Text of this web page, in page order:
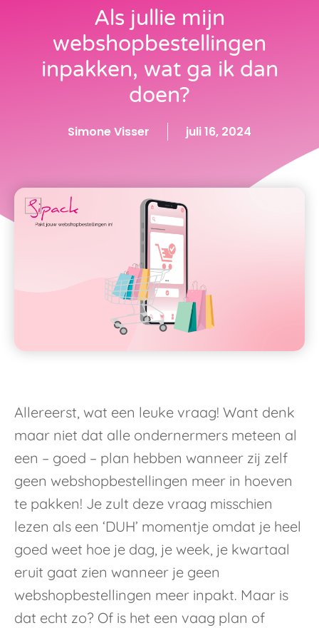
Als jullie mijn
webshopbestellingen
inpakken, wat ga ik dan
doen?
Simone Visser juli 16, 2024
Allereerst, wat een leuke vraag! Want denk
maar niet dat alle ondernermers meteen al
een – goed – plan hebben wanneer zij zelf
geen webshopbestellingen meer in hoeven
te pakken! Je zult deze vraag misschien
lezen als een ‘DUH’ momentje omdat je heel
goed weet hoe je dag, je week, je kwartaal
eruit gaat zien wanneer je geen
webshopbestellingen meer inpakt. Maar is
dat echt zo? Of is het een vaag plan of